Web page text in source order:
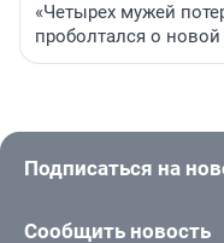
«Четырех мужей
проболтался о
Подписаться на
Сообщить новость